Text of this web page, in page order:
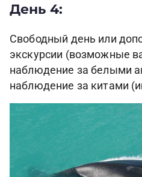
День 4:
Свободный день или
экскурсии (возможные
наблюдение за белыми
наблюдение за китами